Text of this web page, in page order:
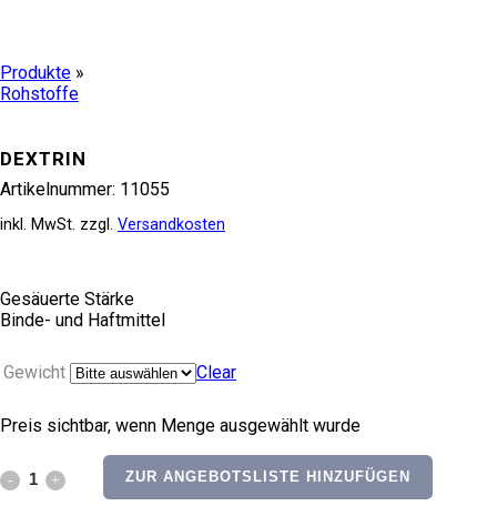
Produkte »
Rohstoffe
DEXTRIN
Artikelnummer: 11055
inkl. MwSt. zzgl. Versandkosten
Gesäuerte Stärke
Binde- und Haftmittel
Gewicht Clear
Preis sichtbar, wenn Menge ausgewählt wurde
Dextrin
ZUR ANGEBOTSLISTE HINZUFÜGEN